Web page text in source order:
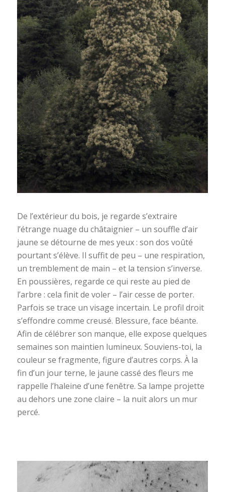
De l’extérieur du bois, je regarde s’extraire
l’étrange nuage du châtaignier – un souffle d’air
jaune se détourne de mes yeux : son dos voûté
pourtant s’élève. Il suffit de peu – une respiration,
un tremblement de main – et la tension s’inverse.
En poussières, regarde ce qui reste au pied de
l’arbre : cela finit de voler – l’air cesse de porter.
Parfois se trace un visage incertain. Le profil droit
s’effondre comme creusé. Blessure, face béante.
Afin de célébrer son manque, elle expose quelques
semaines son maintien lumineux. Souviens-toi, la
couleur se fragmente, figure d’autres corps. À la
fin d’un jour terne, le jaune cassé des fleurs me
rappelle l’haleine d’une fenêtre. Sa lampe projette
au dehors une zone claire – la nuit alors un mur
percé.